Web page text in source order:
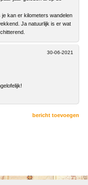
kan er kilometers wandelen
Ja natuurlijk is er wat
30-06-2021
bericht toevoegen